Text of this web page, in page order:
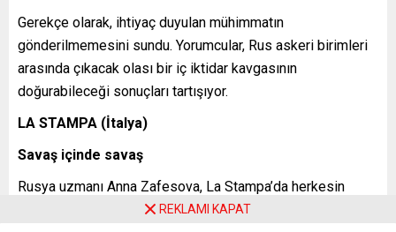
Gerekçe olarak, ihtiyaç duyulan mühimmatın
gönderilmemesini sundu. Yorumcular, Rus askeri birimleri
arasında çıkacak olası bir iç iktidar kavgasının
doğurabileceği sonuçları tartışıyor.
LA STAMPA (İtalya)
Savaş içinde savaş
Rusya uzmanı Anna Zafesova, La Stampa’da herkesin
ganimet olarak Bahmut’un peşinde olduğunu söylüyor:
REKLAMI KAPAT